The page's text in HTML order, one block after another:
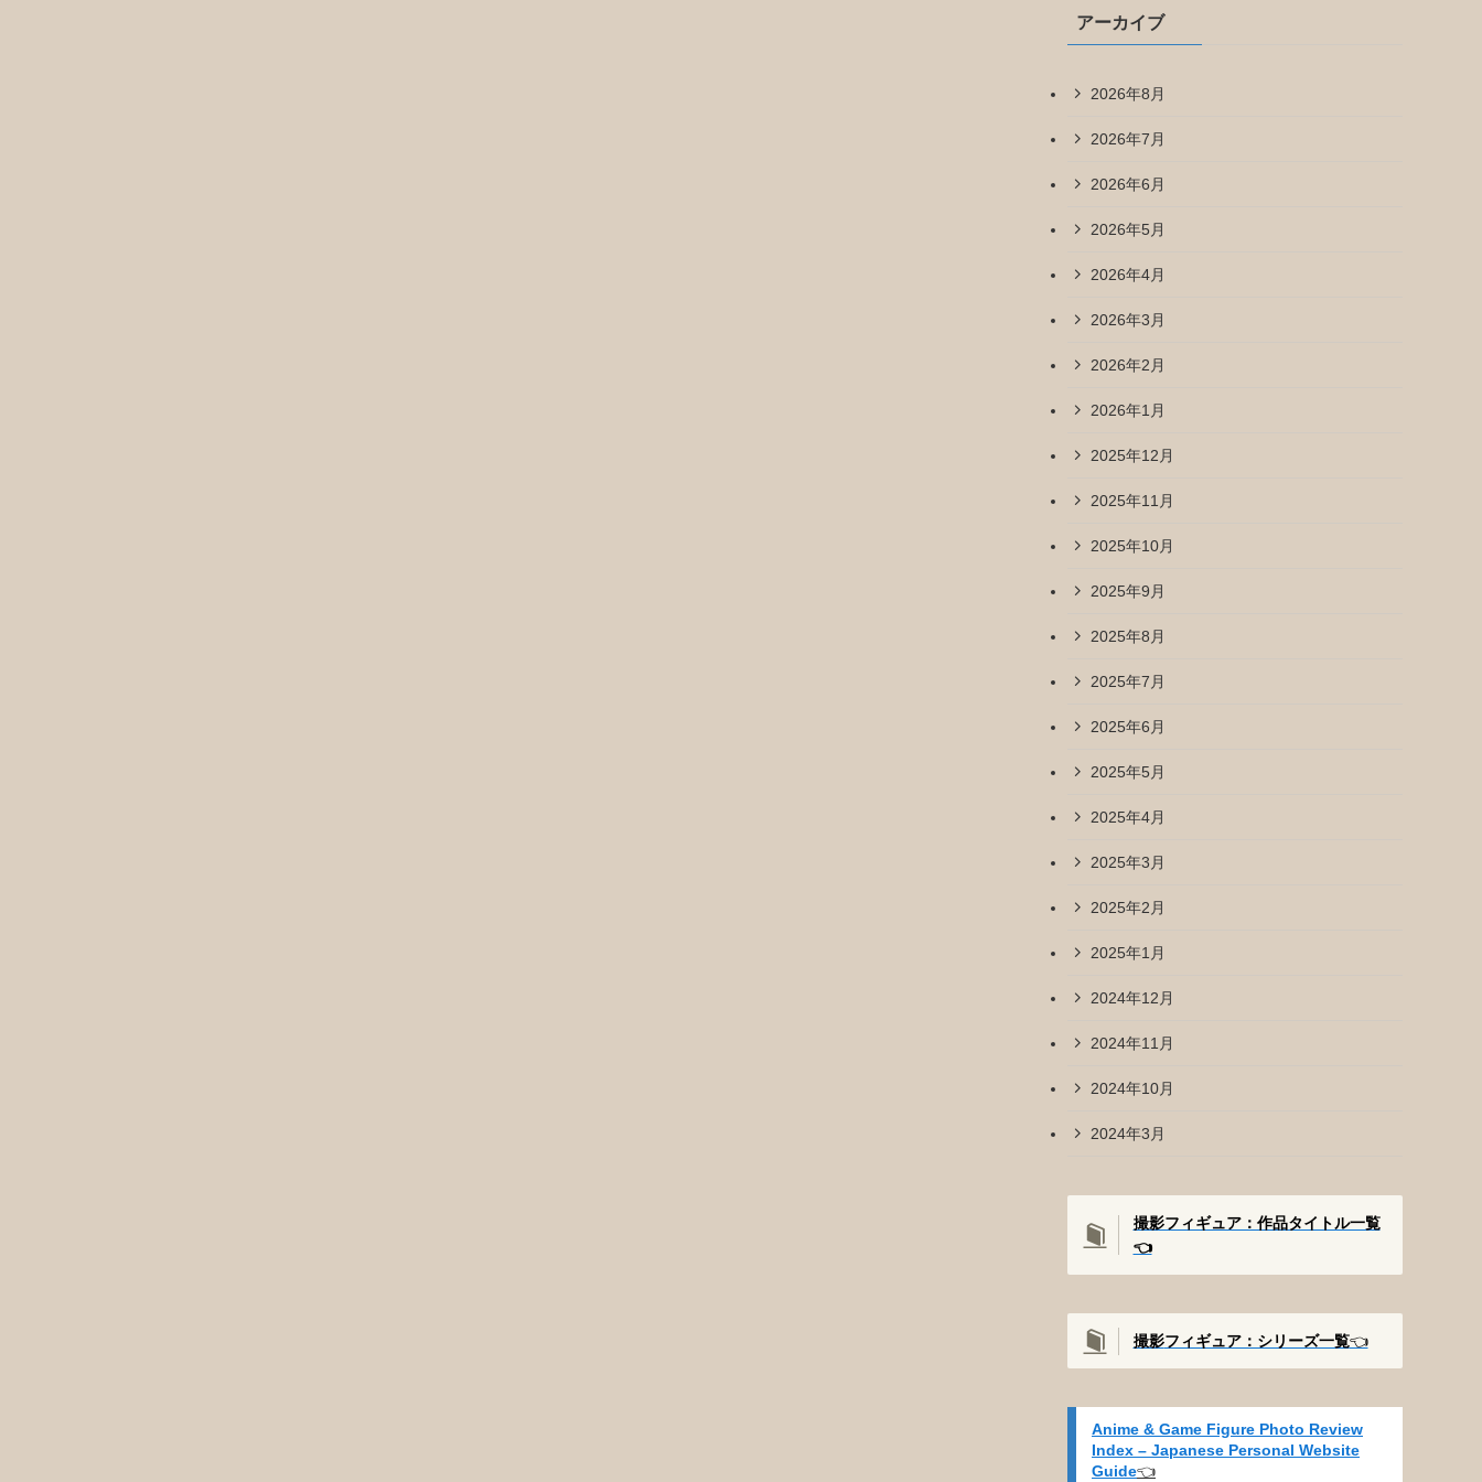
アーカイブ
2026年8月
2026年7月
2026年6月
2026年5月
2026年4月
2026年3月
2026年2月
2026年1月
2025年12月
2025年11月
2025年10月
2025年9月
2025年8月
2025年7月
2025年6月
2025年5月
2025年4月
2025年3月
2025年2月
2025年1月
2024年12月
2024年11月
2024年10月
2024年3月
撮影フィギュア：作品タイトル一覧
👈️
撮影フィギュア：シリーズ一覧👈️
Anime & Game Figure Photo Review
Index – Japanese Personal Website
Guide👈️